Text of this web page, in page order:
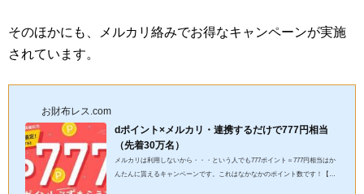
そのほかにも、メルカリ絡みでお得なキャンペーンが実施
されています。
お財布レス.com
dポイント×メルカリ・連携するだけで777円相当
（先着30万名）
メルカリは利用しないから・・・という人でも777ポイント＝777円相当はか
んたんに貰えるキャンペーンです。これはなかなかのポイント数です！【先